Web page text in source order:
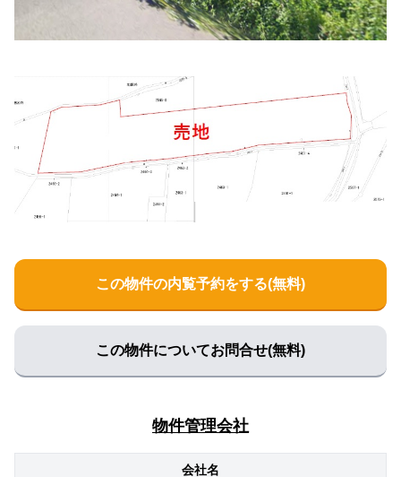
この物件の内覧予約をする(無料)
この物件についてお問合せ(無料)
物件管理会社
会社名